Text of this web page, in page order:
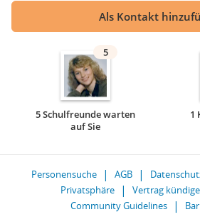
Als Kontakt
5
5 Schulfreunde warten
auf Sie
1
Personensuche AGB
Privatsphäre
Vertrag
Community Guidelines